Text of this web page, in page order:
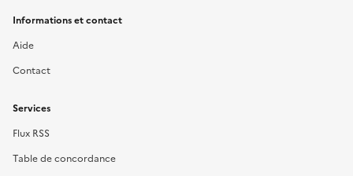
Informations et contact
Aide
Contact
Services
Flux RSS
Table de concordance